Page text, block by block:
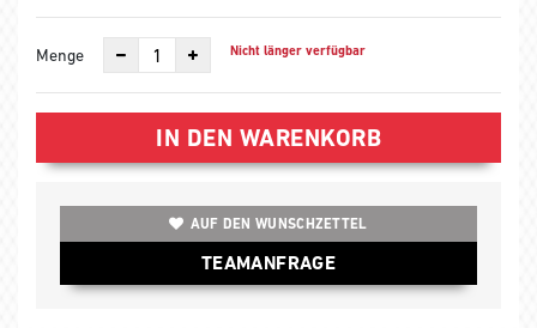
Menge Nicht länger verfügbar
IN DEN WARENKORB
AUF DEN WUNSCHZETTEL
TEAMANFRAGE